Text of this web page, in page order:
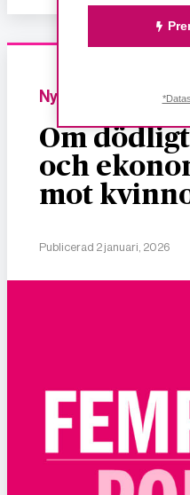
Nyheter
Om
och
mot
Publicerad 2 januari, 2026